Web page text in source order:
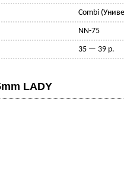
Combi
NN-75
35 — 39 р.
LADY